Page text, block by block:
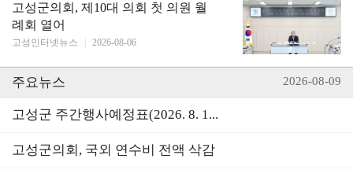
고성군의회, 제10대 의회 첫 의원 월
례회 열어
고성인터넷뉴스 2026-08-06
주요뉴스 2026-08-09
고성군 주간행사예정표(2026. 8. 1...
고성군의회, 국외 연수비 전액 삭감